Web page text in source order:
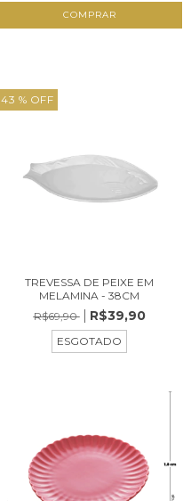
43 % OFF
TREVESSA DE PEIXE EM
MELAMINA - 38CM
R$69,90
R$39,90
ESGOTADO